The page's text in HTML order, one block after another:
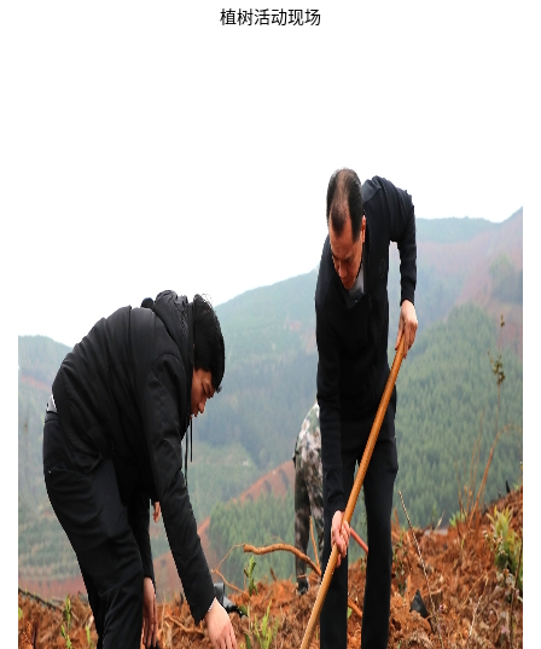
植树活动现场